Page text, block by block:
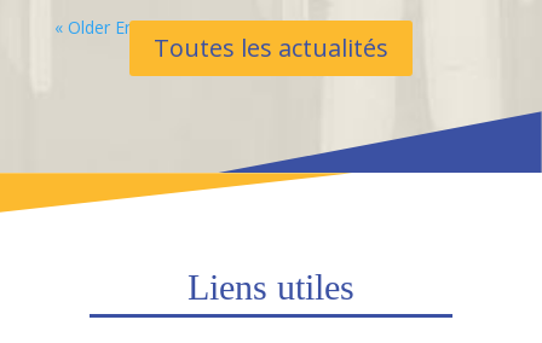
« Older Entries
Toutes les actualités
Liens utiles